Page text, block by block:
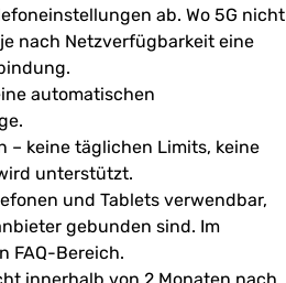
ab. Wo 5G nicht
nach Netzverfügbarkeit eine
automatischen
– keine täglichen Limits, keine
unterstützt.
und Tablets verwendbar,
gebunden sind. Im
FAQ-Bereich.